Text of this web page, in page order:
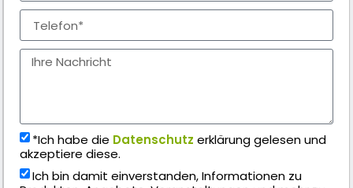
*Ich habe die Datenschutz erklärung gelesen und
akzeptiere diese.
Ich bin damit einverstanden, Informationen zu